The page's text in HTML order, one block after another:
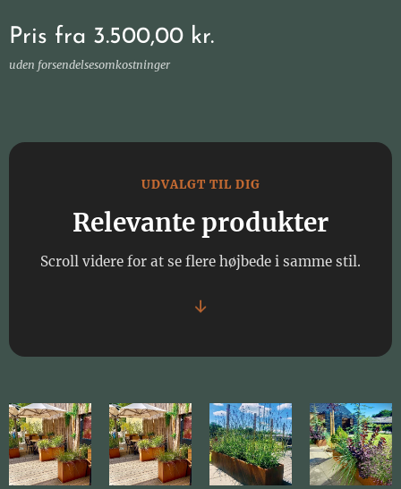
Pris fra 3.500,00 kr.
uden forsendelsesomkostninger
UDVALGT TIL DIG
Relevante produkter
Scroll videre for at se flere højbede i samme stil.
↓